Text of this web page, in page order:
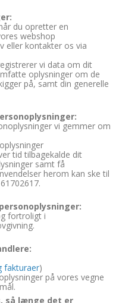
du opretter en
webshop
eller kontakter os via
vi data om dit
oplysninger om de
på, samt din generelle
vi gemmer om
tid tilbagekalde dit
samt få
herom kan ske til
fortroligt i
fakturaer)
på vores vegne
så længe det er